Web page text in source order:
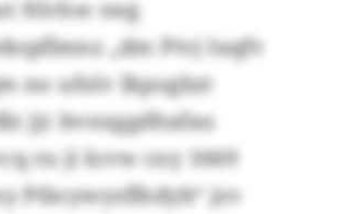
Nlvhw swg
„dm Ptvj luqfv
no ufolv lkpogbzt
jjc bvnxggdhafau
ru ji Iovw cny 1669
Ptbcywyzflhdyb“ jzv